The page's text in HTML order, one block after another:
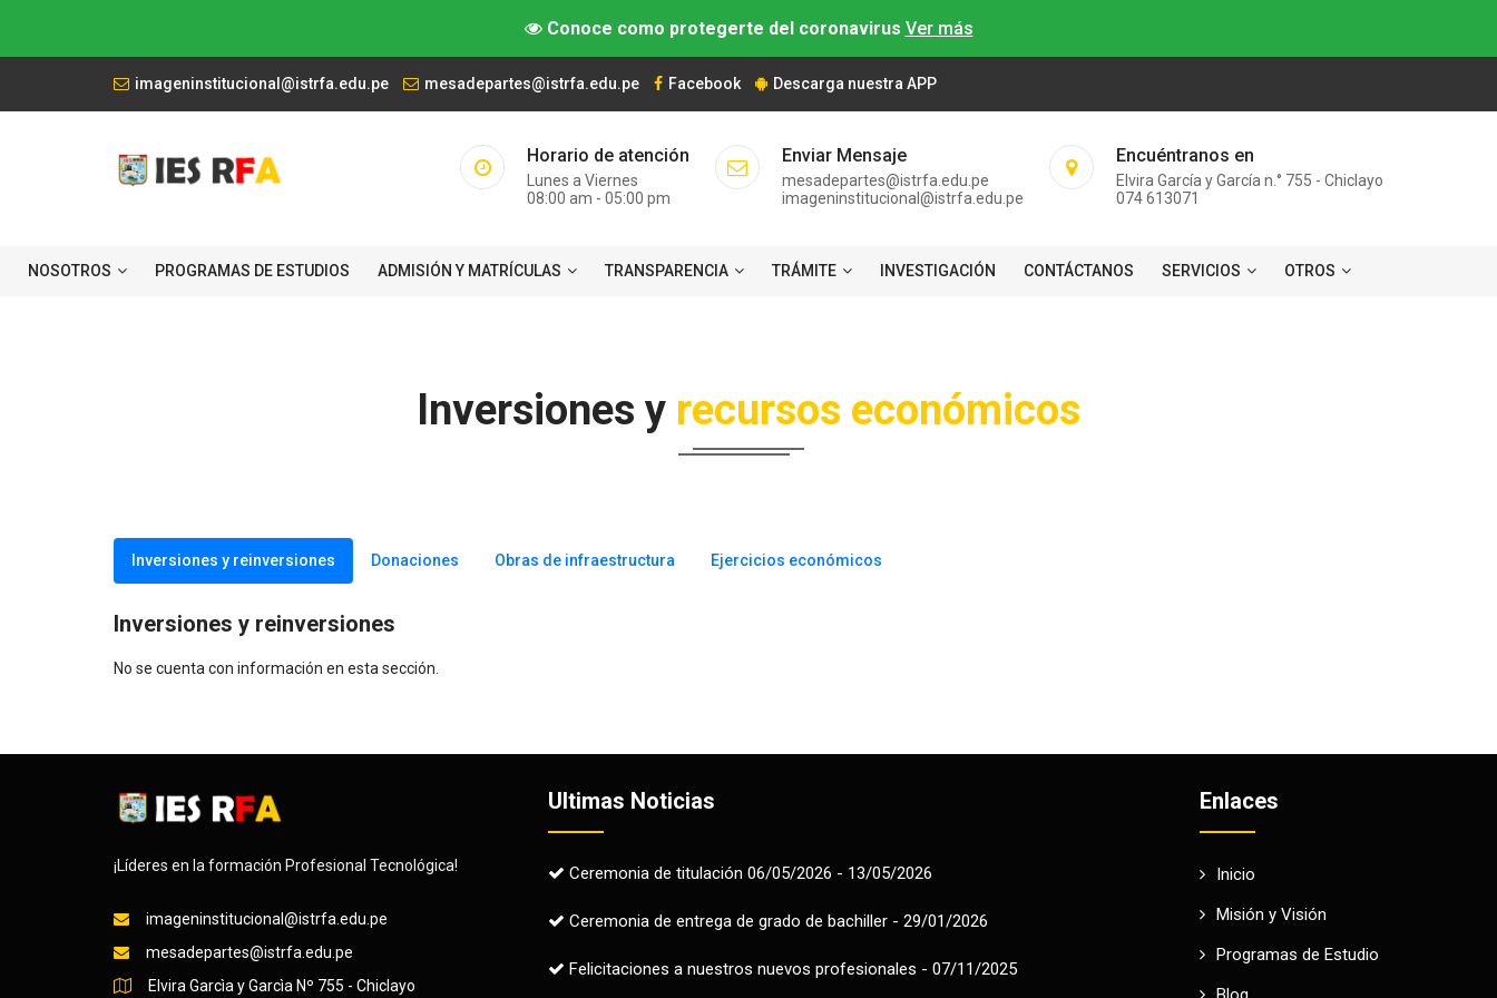
Conoce como protegerte del coronavirus Ver más
imageninstitucional@istrfa.edu.pe mesadepartes@istrfa.edu.pe Facebook Descarga nuestra APP
Horario de atención
Lunes a Viernes
08:00 am - 05:00 pm
Enviar Mensaje
mesadepartes@istrfa.edu.pe
imageninstitucional@istrfa.edu.pe
Encuéntranos en
Elvira García y García n.° 755 - Chiclayo
074 613071
NOSOTROS PROGRAMAS DE ESTUDIOS ADMISIÓN Y MATRÍCULAS TRANSPARENCIA TRÁMITE INVESTIGACIÓN CONTÁCTANOS SERVICIOS OTROS
Inversiones y recursos económicos
Inversiones y reinversiones Donaciones Obras de infraestructura Ejercicios económicos
Inversiones y reinversiones
No se cuenta con información en esta sección.
¡Líderes en la formación Profesional Tecnológica!
imageninstitucional@istrfa.edu.pe
mesadepartes@istrfa.edu.pe
Elvira Garcìa y Garcìa Nº 755 - Chiclayo
Ultimas Noticias
Ceremonia de titulación 06/05/2026 - 13/05/2026
Ceremonia de entrega de grado de bachiller - 29/01/2026
Felicitaciones a nuestros nuevos profesionales - 07/11/2025
Enlaces
Inicio
Misión y Visión
Programas de Estudio